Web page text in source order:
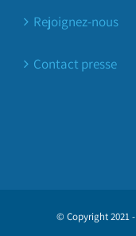
Rejoignez-nous
Contact presse
© Copyright 2021 -